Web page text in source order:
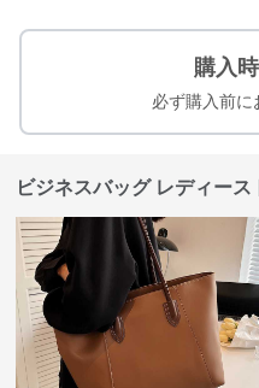
購入
必ず購入前に
ビジネスバッグ レディー